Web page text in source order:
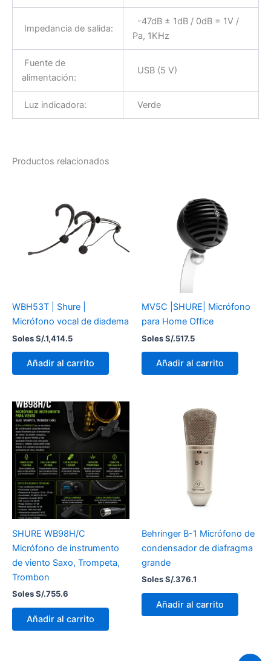
Impedancia de salida:
-47dB ± 1dB / 0dB = 1V /
Pa, 1KHz
Fuente de
alimentación:
USB (5 V)
Luz indicadora: Verde
Productos relacionados
WBH53T | Shure |
Micrófono vocal de diadema
Soles S/.1,414.5
Añadir al carrito
MV5C |SHURE| Micrófono
para Home Office
Soles S/.517.5
Añadir al carrito
SHURE WB98H/C
Micrófono de instrumento
de viento Saxo, Trompeta,
Trombon
Soles S/.755.6
Añadir al carrito
Behringer B-1 Micrófono de
condensador de diafragma
grande
Soles S/.376.1
Añadir al carrito